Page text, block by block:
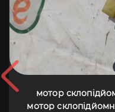
мотор
мотор